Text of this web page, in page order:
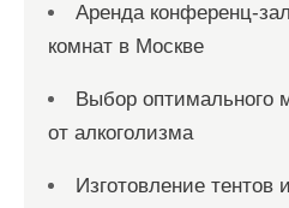
м
Аренда конференц-
комнат в Москве
Выбор оптимального
от алкоголизма
Изготовление тентов